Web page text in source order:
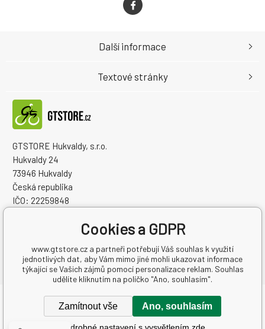
GTSTORE Hukvaldy, s.r.o.
Hukvaldy 24
73946 Hukvaldy
Česká republika
IČO: 22259848
Další informace
Textové stránky
Copyright © 2026 GTSTORE Hukvaldy, s.r.o.
Všechna práva vyhrazena.
Cookies a GDPR
www.gtstore.cz a partneři potřebují Váš souhlas k využití
jednotlivých dat, aby Vám mimo jiné mohli ukazovat informace
týkající se Vašich zájmů pomocí personalizace reklam. Souhlas
udělíte kliknutím na políčko "Ano, souhlasím".
Zamítnout vše Ano, souhlasím
Podrobné nastavení s vysvětlením zde